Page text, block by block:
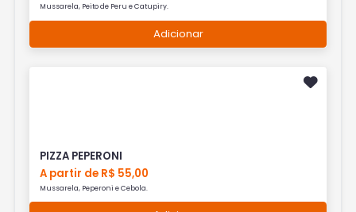
Mussarela, Peito de Peru e Catupiry.
Adicionar
PIZZA PEPERONI
A partir de R$ 55,00
Mussarela, Peperoni e Cebola.